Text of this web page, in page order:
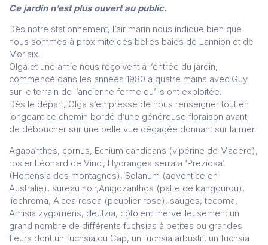
Ce jardin n’est plus ouvert au public.
Dès notre stationnement, l’air marin nous indique bien que
nous sommes à proximité des belles baies de Lannion et de
Morlaix.
Olga et une amie nous reçoivent à l’entrée du jardin,
commencé dans les années 1980 à quatre mains avec Guy
sur le terrain de l’ancienne ferme qu’ils ont exploitée.
Dès le départ, Olga s’empresse de nous renseigner tout en
longeant ce chemin bordé d’une généreuse floraison avant
de déboucher sur une belle vue dégagée donnant sur la mer.
Agapanthes, cornus, Echium candicans (vipérine de Madère),
rosier Léonard de Vinci, Hydrangea serrata ‘Preziosa’
(Hortensia des montagnes), Solanum (adventice en
Australie), sureau noir,Anigozanthos (patte de kangourou),
liochroma, Alcea rosea (peuplier rose), sauges, tecoma,
Amisia zygomeris, deutzia, côtoient merveilleusement un
grand nombre de différents fuchsias à petites ou grandes
fleurs dont un fuchsia du Cap, un fuchsia arbustif, un fuchsia